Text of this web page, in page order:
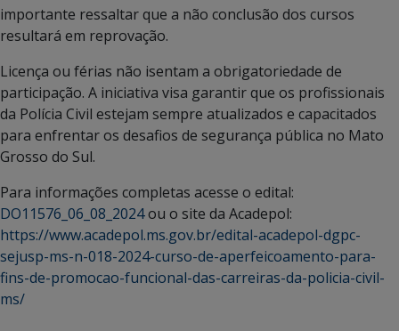
importante ressaltar que a não conclusão dos cursos
resultará em reprovação.
Licença ou férias não isentam a obrigatoriedade de
participação. A iniciativa visa garantir que os profissionais
da Polícia Civil estejam sempre atualizados e capacitados
para enfrentar os desafios de segurança pública no Mato
Grosso do Sul.
Para informações completas acesse o edital:
DO11576_06_08_2024ou o site da Acadepol:
https://www.acadepol.ms.gov.br/edital-acadepol-dgpc-
sejusp-ms-n-018-2024-curso-de-aperfeicoamento-para-
fins-de-promocao-funcional-das-carreiras-da-policia-civil-
ms/